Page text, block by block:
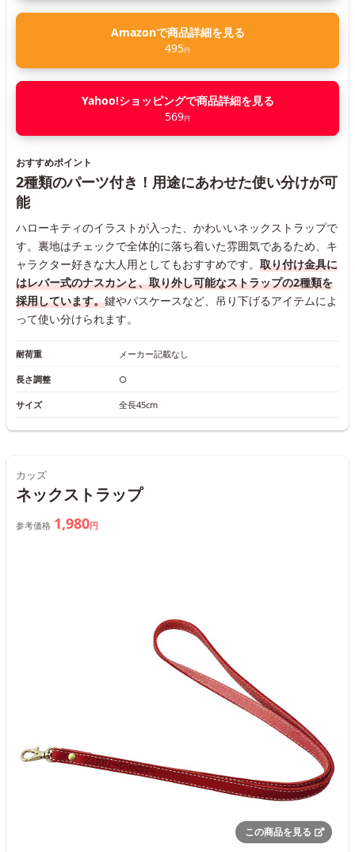
Amazonで商品詳細を見る
495円
Yahoo!ショッピングで商品詳細を見る
569円
おすすめポイント
2種類のパーツ付き！用途にあわせた使い分けが可
能
ハローキティのイラストが入った、かわいいネックストラップで
す。裏地はチェックで全体的に落ち着いた雰囲気であるため、キ
ャラクター好きな大人用としてもおすすめです。 取り付け金具に
はレバー式のナスカンと、取り外し可能なストラップの2種類を
採用しています。鍵やパスケースなど、吊り下げるアイテムによ
って使い分けられます。
耐荷重 メーカー記載なし
長さ調整 ○
サイズ 全長45cm
カッズ
ネックストラップ
参考価格 1,980円
この商品を見る